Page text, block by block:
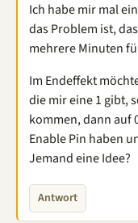
Ich habe mir mal
das Problem ist,
mehrere Minuten
Im Endeffekt
die mir eine 1 gibt,
kommen, dann auf
Enable Pin haben
Jemand eine Idee?
Antwort